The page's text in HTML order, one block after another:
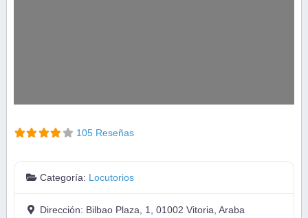
105 Reseñas
Categoría: Locutorios
Dirección: Bilbao Plaza, 1, 01002 Vitoria, Araba